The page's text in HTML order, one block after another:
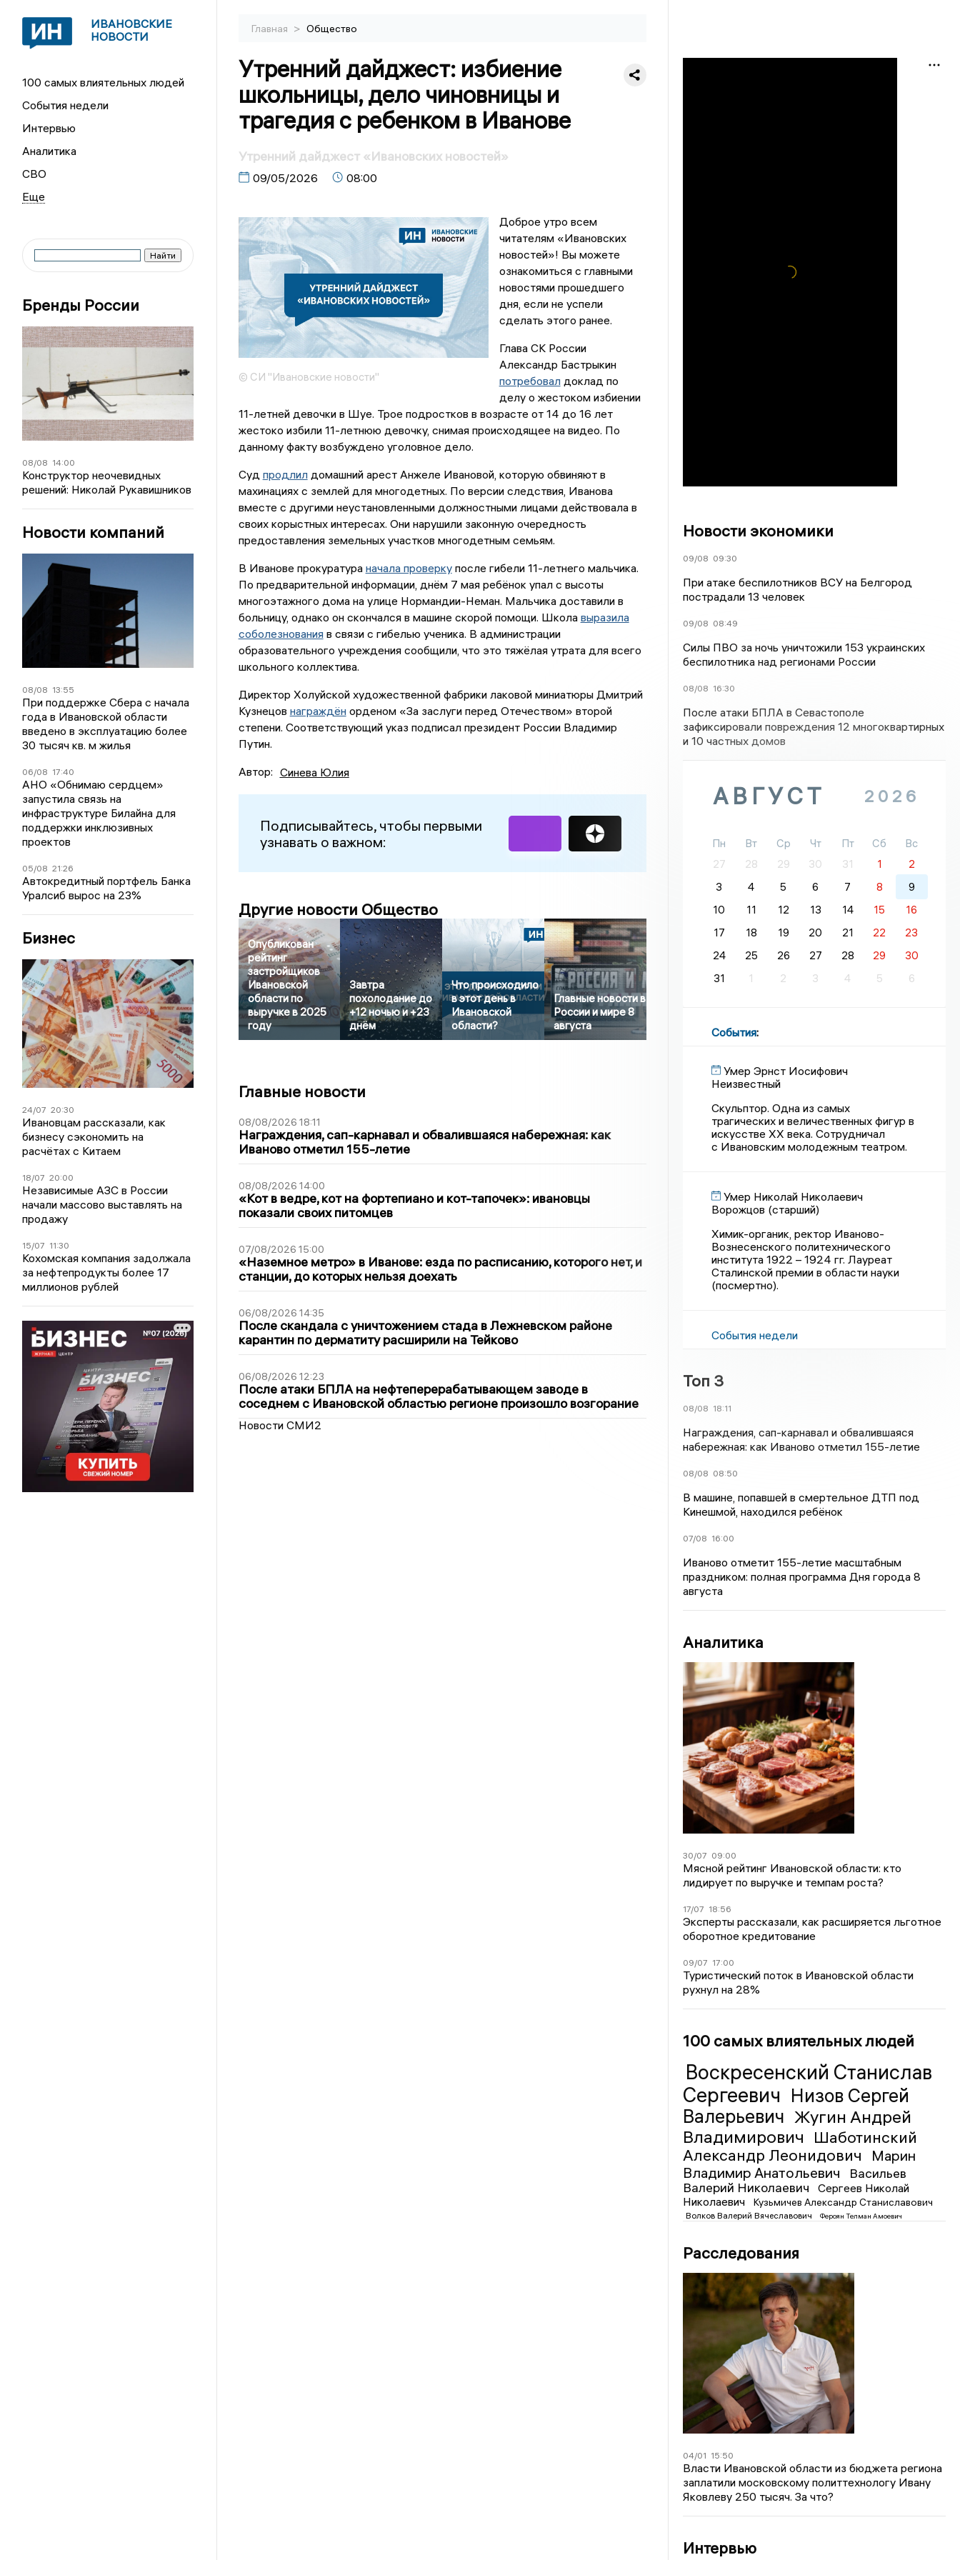
ИВАНОВСКИЕ
НОВОСТИ
100 самых влиятельных людей
События недели
Интервью
Аналитика
СВО
Бренды России
08/08 14:00
Конструктор неочевидных
решений: Николай Рукавишников
Новости компаний
08/08 13:55
При поддержке Сбера с начала
года в Ивановской области
введено в эксплуатацию более
30 тысяч кв. м жилья
06/08 17:40
АНО «Обнимаю сердцем»
запустила связь на
инфраструктуре Билайна для
поддержки инклюзивных
проектов
05/08 21:26
Автокредитный портфель Банка
Уралсиб вырос на 23%
Бизнес
24/07 20:30
Ивановцам рассказали, как
бизнесу сэкономить на
расчётах с Китаем
18/07 20:00
Независимые АЗС в России
начали массово выставлять на
продажу
15/07 11:30
Кохомская компания задолжала
за нефтепродукты более 17
миллионов рублей
Главная > Общество
Утренний дайджест: избиение
школьницы, дело чиновницы и
трагедия с ребенком в Иванове
Утренний дайджест «Ивановских новостей»
09/05/2026 08:00
© СИ "Ивановские новости"
Доброе утро всем
читателям «Ивановских
новостей»! Вы можете
ознакомиться с главными
новостями прошедшего
дня, если не успели
сделать этого ранее.
Глава СК России
Александр Бастрыкин
потребовалдоклад по
делу о жестоком избиении
11-летней девочки в Шуе. Трое подростков в возрасте от 14 до 16 лет
жестоко избили 11-летнюю девочку, снимая происходящее на видео. По
данному факту возбуждено уголовное дело.
Суд продлилдомашний арест Анжеле Ивановой, которую обвиняют в
махинациях с землей для многодетных. По версии следствия, Иванова
вместе с другими неустановленными должностными лицами действовала в
своих корыстных интересах. Они нарушили законную очередность
предоставления земельных участков многодетным семьям.
В Иванове прокуратура начала проверкупосле гибели 11-летнего мальчика.
По предварительной информации, днём 7 мая ребёнок упал с высоты
многоэтажного дома на улице Нормандии-Неман. Мальчика доставили в
больницу, однако он скончался в машине скорой помощи. Школа выразила
соболезнованияв связи с гибелью ученика. В администрации
образовательного учреждения сообщили, что это тяжёлая утрата для всего
школьного коллектива.
Директор Холуйской художественной фабрики лаковой миниатюры Дмитрий
Кузнецов награждёнорденом «За заслуги перед Отечеством» второй
степени. Соответствующий указ подписал президент России Владимир
Путин.
Автор: Синева Юлия
Подписывайтесь, чтобы первыми
узнавать о важном:
Другие новости Общество
Опубликован
рейтинг
застройщиков
Ивановской
области по
выручке в 2025
году
Завтра
похолодание до
+12 ночью и +23
днём
Что происходило
в этот день в
Ивановской
области?
Главные новости в
России и мире 8
августа
Главные новости
08/08/2026 18:11
Награждения, сап-карнавал и обвалившаяся набережная: как
Иваново отметил 155-летие
08/08/2026 14:00
«Кот в ведре, кот на фортепиано и кот-тапочек»: ивановцы
показали своих питомцев
07/08/2026 15:00
«Наземное метро» в Иванове: езда по расписанию, которого нет, и
станции, до которых нельзя доехать
06/08/2026 14:35
После скандала с уничтожением стада в Лежневском районе
карантин по дерматиту расширили на Тейково
06/08/2026 12:23
После атаки БПЛА на нефтеперерабатывающем заводе в
соседнем с Ивановской областью регионе произошло возгорание
Новости СМИ2
Новости экономики
09/08 09:30
При атаке беспилотников ВСУ на Белгород
пострадали 13 человек
09/08 08:49
Силы ПВО за ночь уничтожили 153 украинских
беспилотника над регионами России
08/08 16:30
После атаки БПЛА в Севастополе
зафиксировали повреждения 12 многоквартирных
и 10 частных домов
АВГУСТ 2026
Пн Вт Ср Чт Пт Сб
Вс
27
28 29 30 31 1
2
3
4 5 6 7 8
9
10
11 12 13 14 15
16
17
18 19 20 21 22
23
24
25 26 27 28 29
30
31
1 2 3 4 5 6
События:
Умер Эрнст Иосифович
Неизвестный
Скульптор. Одна из самых
трагических и величественных фигур в
искусстве XX века. Сотрудничал
с Ивановским молодежным театром.
Умер Николай Николаевич
Ворожцов (старший)
Химик-органик, ректор Иваново-
Вознесенского политехнического
института 1922 – 1924 гг. Лауреат
Сталинской премии в области науки
(посмертно).
События недели
Топ 3
08/08 18:11
Награждения, сап-карнавал и обвалившаяся
набережная: как Иваново отметил 155-летие
08/08 08:50
В машине, попавшей в смертельное ДТП под
Кинешмой, находился ребёнок
07/08 16:00
Иваново отметит 155-летие масштабным
праздником: полная программа Дня города 8
августа
Аналитика
30/07 09:00
Мясной рейтинг Ивановской области: кто
лидирует по выручке и темпам роста?
17/07 18:56
Эксперты рассказали, как расширяется льготное
оборотное кредитование
09/07 17:00
Туристический поток в Ивановской области
рухнул на 28%
100 самых влиятельных людей
Воскресенский Станислав
Сергеевич Низов Сергей
Валерьевич Жугин Андрей
Владимирович
Шаботинский
Александр Леонидович
Марин
Владимир Анатольевич
Васильев
Валерий Николаевич
Сергеев Николай
Николаевич
Кузьмичев Александр Станиславович
Волков Валерий Вячеславович Фероян Телман Амоевич
Расследования
04/01 15:50
Власти Ивановской области из бюджета региона
заплатили московскому политтехнологу Ивану
Яковлеву 250 тысяч. За что?
Интервью